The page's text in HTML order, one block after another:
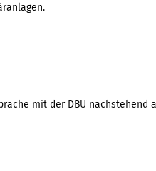
mit der DBU